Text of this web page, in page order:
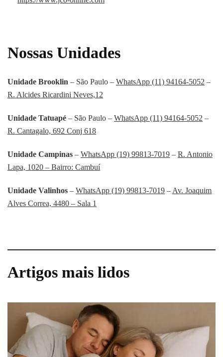
Nossas Unidades
Unidade Brooklin – São Paulo – WhatsApp (11) 94164-5052 –
R. Alcides Ricardini Neves,12
Unidade Tatuapé – São Paulo – WhatsApp (11) 94164-5052 –
R. Cantagalo, 692 Conj 618
Unidade Campinas – WhatsApp (19) 99813-7019 – R. Antonio
Lapa, 1020 – Bairro: Cambuí
Unidade Valinhos – WhatsApp (19) 99813-7019 – Av. Joaquim
Alves Correa, 4480 – Sala 1
Artigos mais lidos